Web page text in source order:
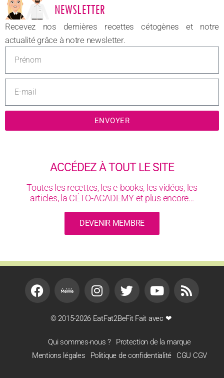
Recevez nos dernières recettes cétogènes et notre
actualité grâce à notre newsletter.
ENVOYER
ACCÉDEZ À TOUT LE SITE
Toutes les recettes, les e-books, les vidéos, les
articles, la CÉTO-ACADEMY et plus encore...
DEVENIR MEMBRE
© 2015-2026 EatFat2BeFit Fait avec ❤
Qui sommes-nous ?
Protection de la marque
Mentions légales
Politique de confidentialité CGU CGV